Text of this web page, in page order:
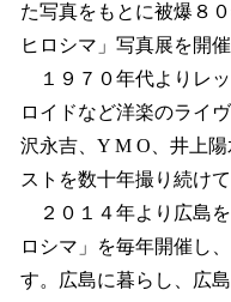
た写真をもとに被爆８
ヒロシマ」写真展を開催
１９７０年代よりレ
ロイドなど洋楽のライ
沢永吉、Y M O、井上
ストを数十年撮り続け
２０１４年より広島
ロシマ」を毎年開催し
す。広島に暮らし、広